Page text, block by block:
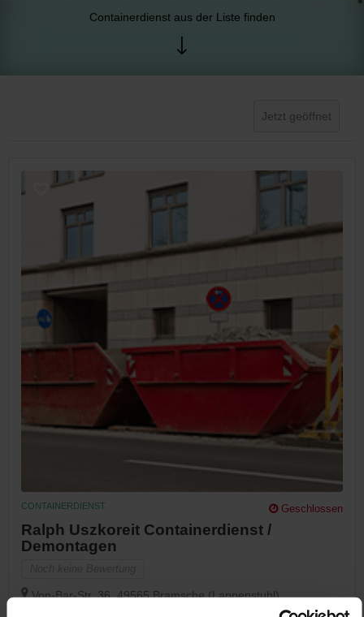
Containerdienst aus der Liste finden
Jetzt geöffnet
CONTAINERDIENST Geschlossen
Ralph Uszkoreit Containerdienst /
Demontagen
Von-Bar-Str. 36, 49565 Bramsche (Lappenstuhl),